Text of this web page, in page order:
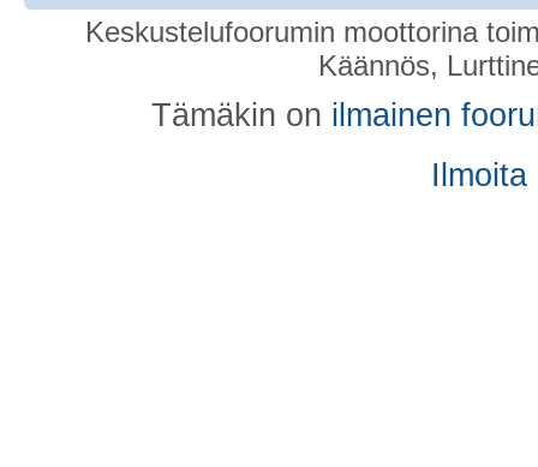
Keskustelufoorumin moottorina
Käännös,
Tämäkin on ilmainen